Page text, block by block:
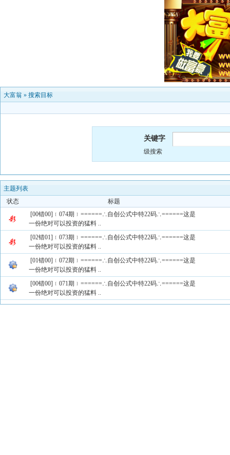
大富翁 » 搜索目标
关键字
级搜索
主题列表
状态
标题
[00错00]﹛074期﹜======∴自创公式中特22码∴======这是
一份绝对可以投资的猛料 ..
[02错01]﹛073期﹜======∴自创公式中特22码∴======这是
一份绝对可以投资的猛料 ..
[01错00]﹛072期﹜======∴自创公式中特22码∴======这是
一份绝对可以投资的猛料 ..
[00错00]﹛071期﹜======∴自创公式中特22码∴======这是
一份绝对可以投资的猛料 ..